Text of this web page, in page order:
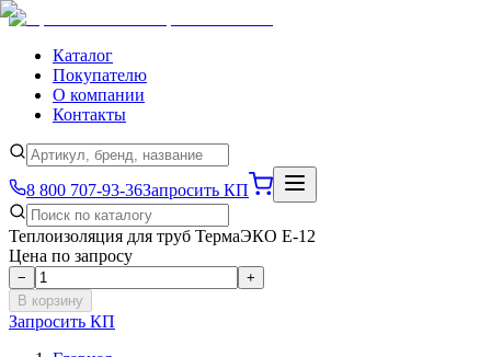
Каталог
Покупателю
О компании
Контакты
8 800 707-93-36Запросить КП
Теплоизоляция для труб ТермаЭКО Е-12
Цена по запросу
−
+
В корзину
Запросить КП